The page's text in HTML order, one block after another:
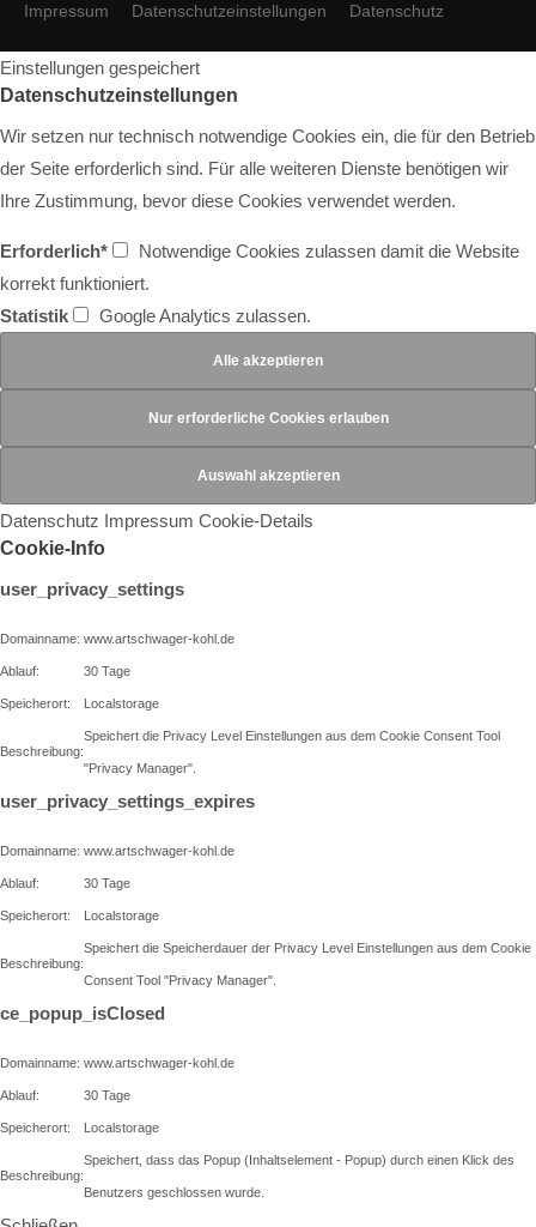
Impressum
Datenschutzeinstellungen Datenschutz
Einstellungen gespeichert
Datenschutzeinstellungen
Wir setzen nur technisch notwendige Cookies ein, die für den Betrieb
der Seite erforderlich sind. Für alle weiteren Dienste benötigen wir
Ihre Zustimmung, bevor diese Cookies verwendet werden.
Erforderlich*
Notwendige Cookies zulassen damit die Website
korrekt funktioniert.
Statistik
Google Analytics zulassen.
Datenschutz Impressum Cookie-Details
Cookie-Info
user_privacy_settings
Domainname: www.artschwager-kohl.de
Ablauf: 30 Tage
Speicherort: Localstorage
Beschreibung:
Speichert die Privacy Level Einstellungen aus dem Cookie Consent Tool
"Privacy Manager".
user_privacy_settings_expires
Domainname: www.artschwager-kohl.de
Ablauf: 30 Tage
Speicherort: Localstorage
Beschreibung:
Speichert die Speicherdauer der Privacy Level Einstellungen aus dem Cookie
Consent Tool "Privacy Manager".
ce_popup_isClosed
Domainname: www.artschwager-kohl.de
Ablauf: 30 Tage
Speicherort: Localstorage
Beschreibung:
Speichert, dass das Popup (Inhaltselement - Popup) durch einen Klick des
Benutzers geschlossen wurde.